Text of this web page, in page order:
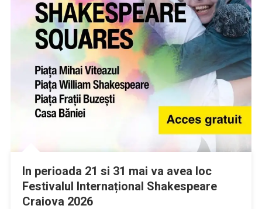
In perioada 21 si 31 mai va avea loc
Festivalul Internațional Shakespeare
Craiova 2026